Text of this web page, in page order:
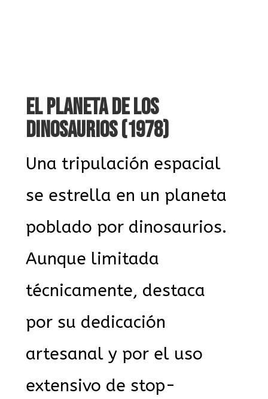
EL PLANETA DE LOS
DINOSAURIOS (1978)
Una tripulación espacial
se estrella en un planeta
poblado por dinosaurios.
Aunque limitada
técnicamente, destaca
por su dedicación
artesanal y por el uso
extensivo de stop-